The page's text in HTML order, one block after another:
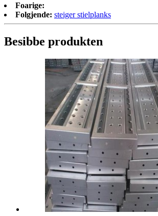
Foarige:
Folgjende: steiger stielplanks
Besibbe produkten